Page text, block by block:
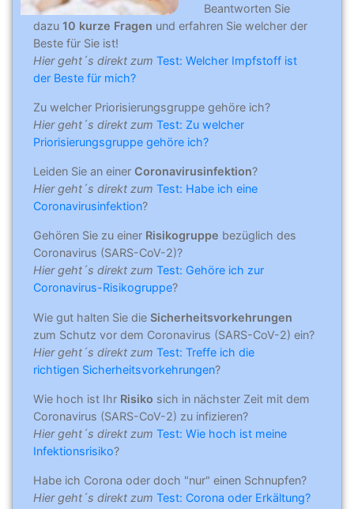
Beantworten Sie
dazu 10 kurze Fragen und erfahren Sie welcher der
Beste für Sie ist!
Hier geht´s direkt zum Test: Welcher Impfstoff ist
der Beste für mich?
Zu welcher Priorisierungsgruppe gehöre ich?
Hier geht´s direkt zum Test: Zu welcher
Priorisierungsgruppe gehöre ich?
Leiden Sie an einer Coronavirusinfektion?
Hier geht´s direkt zum Test: Habe ich eine
Coronavirusinfektion?
Gehören Sie zu einer Risikogruppe bezüglich des
Coronavirus (SARS-CoV-2)?
Hier geht´s direkt zum Test: Gehöre ich zur
Coronavirus-Risikogruppe?
Wie gut halten Sie die Sicherheitsvorkehrungen
zum Schutz vor dem Coronavirus (SARS-CoV-2) ein?
Hier geht´s direkt zum Test: Treffe ich die
richtigen Sicherheitsvorkehrungen?
Wie hoch ist Ihr Risiko sich in nächster Zeit mit dem
Coronavirus (SARS-CoV-2) zu infizieren?
Hier geht´s direkt zum Test: Wie hoch ist meine
Infektionsrisiko?
Habe ich Corona oder doch "nur" einen Schnupfen?
Hier geht´s direkt zum Test: Corona oder Erkältung?